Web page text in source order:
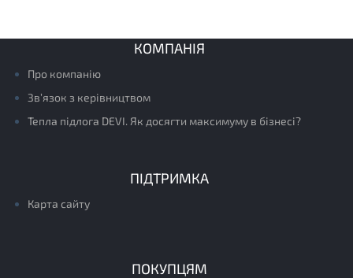
КОМПАНІЯ
Про компанію
Зв’язок з керівництвом
Тепла підлога DEVI. Як досягти максимуму в бізнесі?
ПІДТРИМКА
Карта сайту
ПОКУПЦЯМ